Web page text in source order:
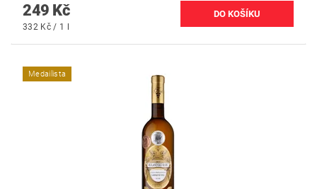
249 Kč
332 Kč / 1 l
Medailista